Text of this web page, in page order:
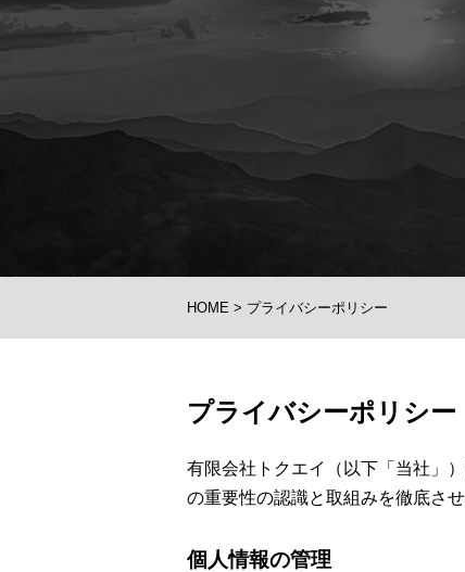
HOME > プライバシーポリシー
プライバシーポリシー
有限会社トクエイ（以下「当社」
の重要性の認識と取組みを徹底さ
個人情報の管理